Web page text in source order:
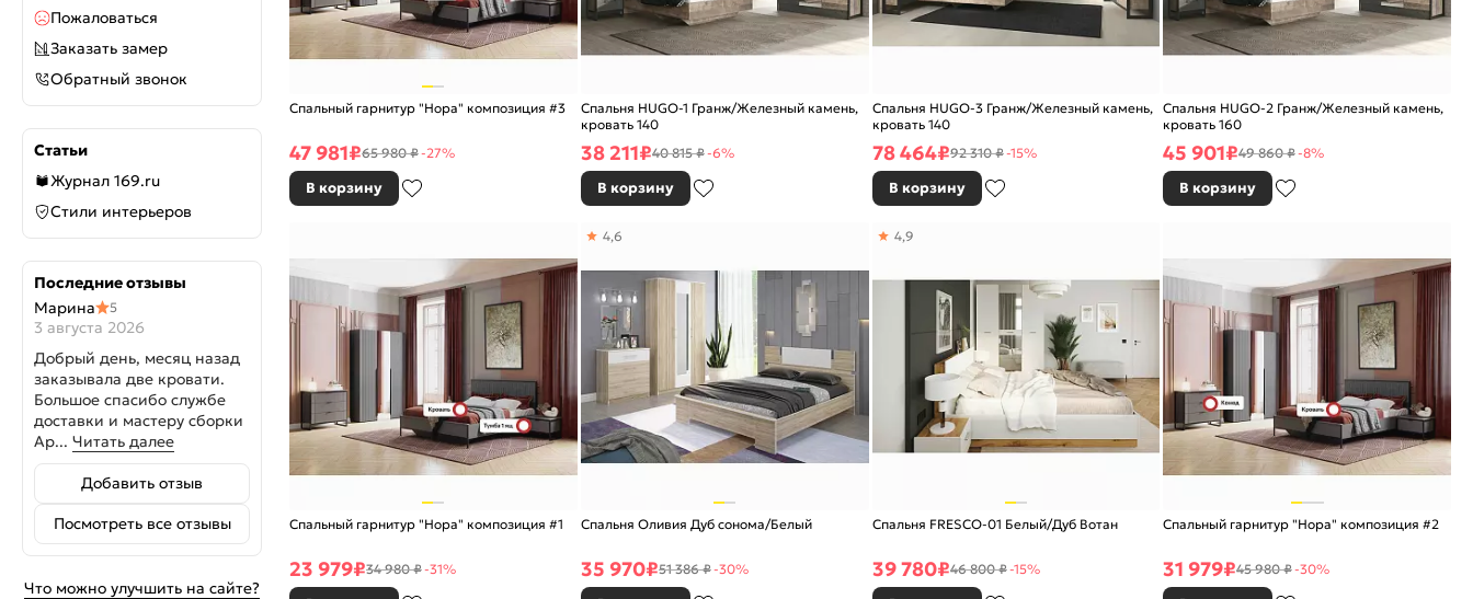
Пожаловаться
Заказать замер
Обратный звонок
Статьи
Журнал 169.ru
Стили интерьеров
Последние отзывы
Марина
5
3 августа 2026
Добрый день, месяц назад
заказывала две кровати.
Большое спасибо службе
доставки и мастеру сборки
Ар... Читать далее
Добавить отзыв
Посмотреть все отзывы
Что можно улучшить на сайте?
Спальный гарнитур "Нора" композиция #3
47 981₽65 980 ₽-27%
В корзину
Спальня HUGO-1 Гранж/Железный камень,
кровать 140
38 211₽40 815 ₽-6%
В корзину
Спальня HUGO-3 Гранж/Железный камень,
кровать 140
78 464₽92 310 ₽-15%
В корзину
Спальня HUGO-2 Гранж/Железный камень,
кровать 160
45 901₽49 860 ₽-8%
В корзину
Спальный гарнитур "Нора" композиция #1
23 979₽34 980 ₽-31%
Спальня Оливия Дуб сонома/Белый
4,6
35 970₽51 386 ₽-30%
Спальня FRESCO-01 Белый/Дуб Вотан
4,9
39 780₽46 800 ₽-15%
Спальный гарнитур "Нора" композиция #2
31 979₽45 980 ₽-30%